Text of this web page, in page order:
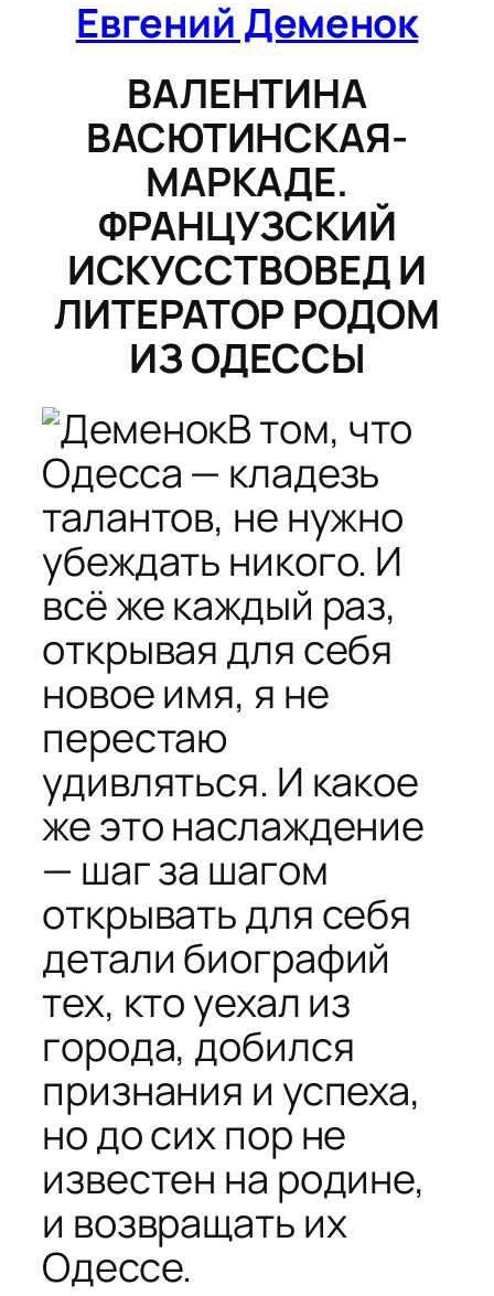
Евгений Деменок
ВАЛЕНТИНА
ВАСЮТИНСКАЯ-
МАРКАДЕ.
ФРАНЦУЗСКИЙ
ИСКУССТВОВЕД И
ЛИТЕРАТОР РОДОМ
ИЗ ОДЕССЫ
В том, что
Одесса — кладезь
талантов, не нужно
убеждать никого. И
всё же каждый раз,
открывая для себя
новое имя, я не
перестаю
удивляться. И какое
же это наслаждение
— шаг за шагом
открывать для себя
детали биографий
тех, кто уехал из
города, добился
признания и успеха,
но до сих пор не
известен на родине,
и возвращать их
Одессе.